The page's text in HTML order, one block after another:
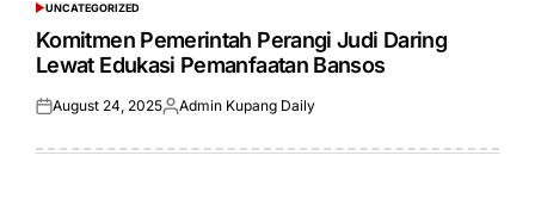
POSTED
IN
UNCATEGORIZED
Komitmen Pemerintah Perangi Judi Daring
Lewat Edukasi Pemanfaatan Bansos
Posted
August 24, 2025Posted
Admin Kupang Daily